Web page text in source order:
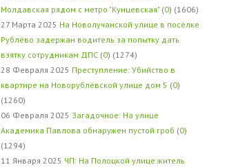
Молдавская рядом с метро "Кунцевская" (0) (1606)
27 Марта 2025 На Новолучанской улице в посёлке
Рублёво задержан водитель за попытку дать
взятку сотрудникам ДПС (0) (1274)
28 Февраля 2025 Преступление: Убийство в
квартире на Новорублёвской улице дом 5 (0)
(1260)
06 Февраля 2025 Загадочное: На улице
Академика Павлова обнаружен пустой гроб (0)
(1294)
11 Января 2025 ЧП: На Полоцкой улице житель